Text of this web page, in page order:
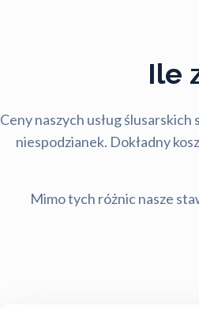
Ile
Ceny naszych usług
niespodzianek. Dokładny
Mimo tych różnic nasze